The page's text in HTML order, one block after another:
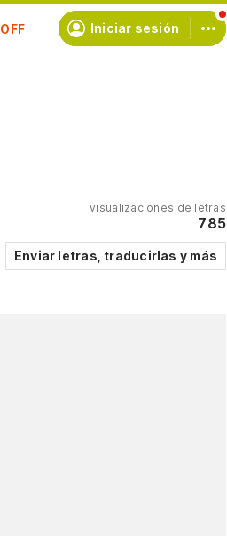
Iniciar sesión
visualizaciones de letras
785
Enviar letras, traducirlas y más